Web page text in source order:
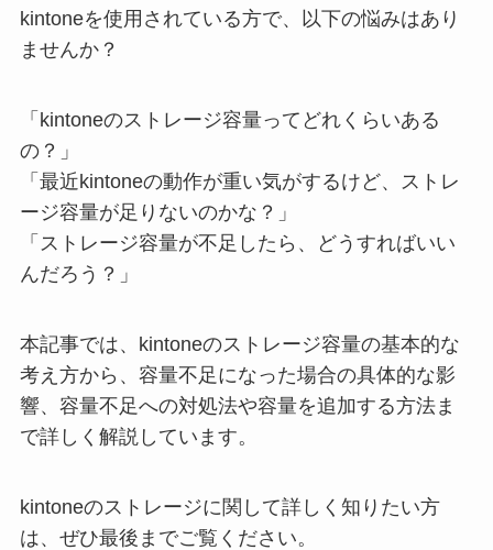
kintoneを使用されている方で、以下の悩みはあり
ませんか？
「kintoneのストレージ容量ってどれくらいある
の？」
「最近kintoneの動作が重い気がするけど、ストレ
ージ容量が足りないのかな？」
「ストレージ容量が不足したら、どうすればいい
んだろう？」
本記事では、kintoneのストレージ容量の基本的な
考え方から、容量不足になった場合の具体的な影
響、容量不足への対処法や容量を追加する方法ま
で詳しく解説しています。
kintoneのストレージに関して詳しく知りたい方
は、ぜひ最後までご覧ください。